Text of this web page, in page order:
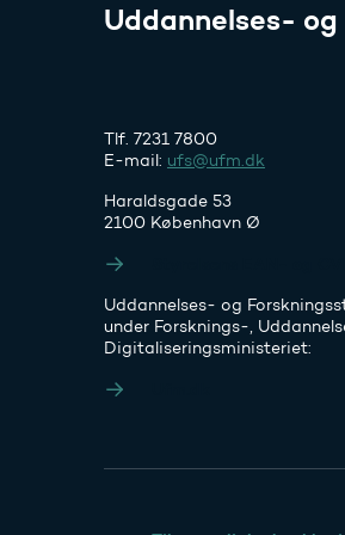
Uddannelses-
Tlf. 7231 7800
E-mail: ufs@ufm.dk
Haraldsgade 53
2100 København Ø
Uddannelses- og
under Forsknings-,
Digitaliseringsministeriet: